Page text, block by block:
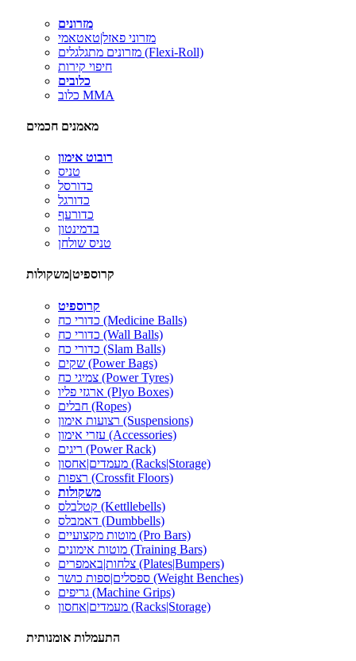
מזרונים
מזרוני פאזל|טאטאמי
מזרונים מתגלגלים (Flexi-Roll)
חיפוי קירות
כלובים
כלוב MMA
מאמנים חכמים
רובוט אימון
טניס
כדורסל
כדורגל
כדורעף
בדמינטון
טניס שולחן
קרוספיט|משקולות
קרוספיט
כדורי כח (Medicine Balls)
כדורי כח (Wall Balls)
כדורי כח (Slam Balls)
שקים (Power Bags)
צמיגי כח (Power Tyres)
ארגזי פליו (Plyo Boxes)
חבלים (Ropes)
רצועות אימון (Suspensions)
עזרי אימון (Accessories)
ריגים (Power Rack)
מעמדים|אחסון (Racks|Storage)
רצפות (Crossfit Floors)
משקולות
קטלבלס (Kettllebells)
דאמבלס (Dumbbells)
מוטות מקצועיים (Pro Bars)
מוטות אימונים (Training Bars)
צלחות|באמפרים (Plates|Bumpers)
ספסלים|ספות כושר (Weight Benches)
גריפים (Machine Grips)
מעמדים|אחסון (Racks|Storage)
התעמלות אומנותית